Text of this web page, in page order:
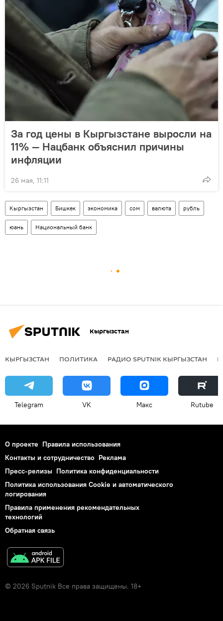
За год цены в Кыргызстане выросли на
11% — Нацбанк объяснил причины
инфляции
26 мая, 11:11
Кыргызстан Бишкек экономика сом валюта рубль
юань Национальный банк
Кыргызстан
КЫРГЫЗСТАН ПОЛИТИКА РАДИО SPUTNIK КЫРГЫЗСТАН
Telegram VK Макс Rutube
О проекте Правила использования
Контакты и сотрудничество Реклама
Пресс-релизы Политика конфиденциальности
Политика использования Cookie и автоматического
логирования
Правила применения рекомендательных
технологий
Обратная связь
© 2026 Sputnik Все права защищены. 18+